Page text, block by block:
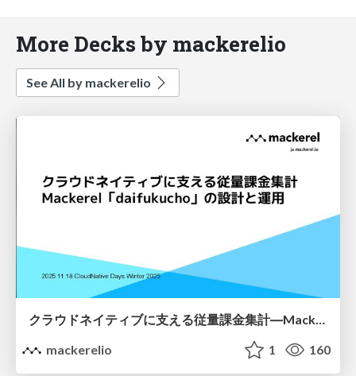
More Decks by mackerelio
See All by mackerelio
クラウドネイティブに支える従量課金集計―Mackerel「daifukucho」の設計と運用
mackerelio
1 160